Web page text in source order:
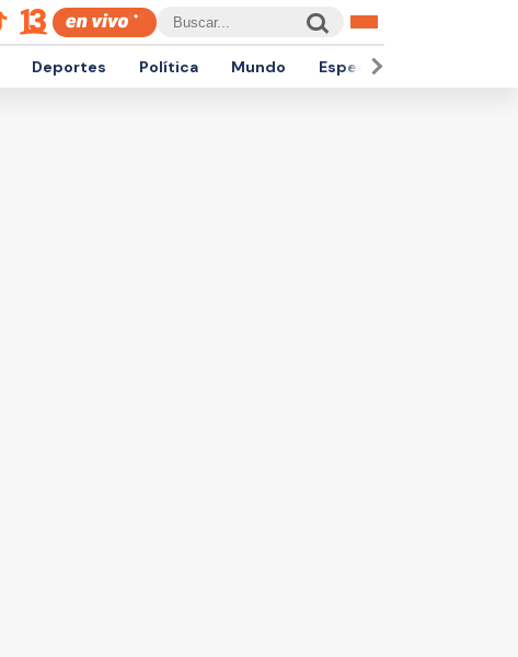
Deportes Política Mundo Espectáculos